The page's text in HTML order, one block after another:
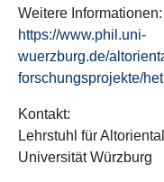
Weitere Informationen:
https://www.phil.uni-
wuerzburg.de/
forschungsprojekte/
Kontakt:
Lehrstuhl für
Universität Würzburg